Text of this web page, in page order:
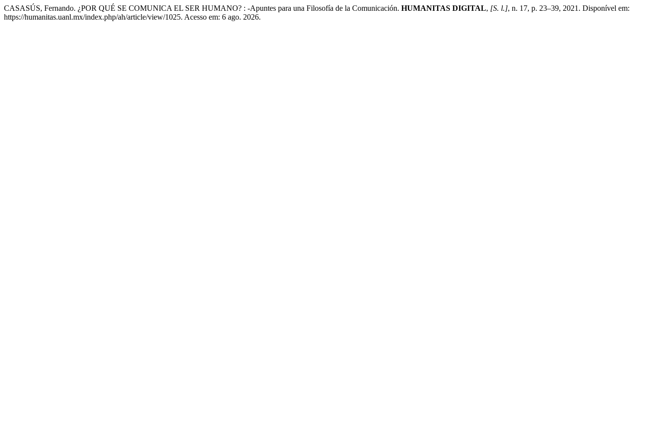
CASASÚS, Fernando. ¿POR QUÉ SE COMUNICA EL SER HUMANO? : -Apuntes para una Filosofía de la Comunicación. HUMANITAS DIGITAL, [S. l.], n. 17, p. 23–39, 2021. Disponível em:
https://humanitas.uanl.mx/index.php/ah/article/view/1025. Acesso em: 6 ago. 2026.